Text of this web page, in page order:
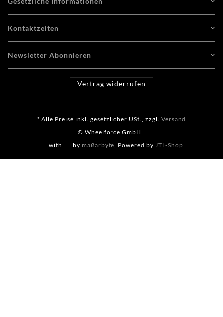
Kontaktzeiten
Newsletter Abonnieren
Vertrag widerrufen
* Alle Preise inkl. gesetzlicher USt., zzgl. Versand
© Wheelforce GmbH
with
by maßarbyte , Powered by JTL-Shop